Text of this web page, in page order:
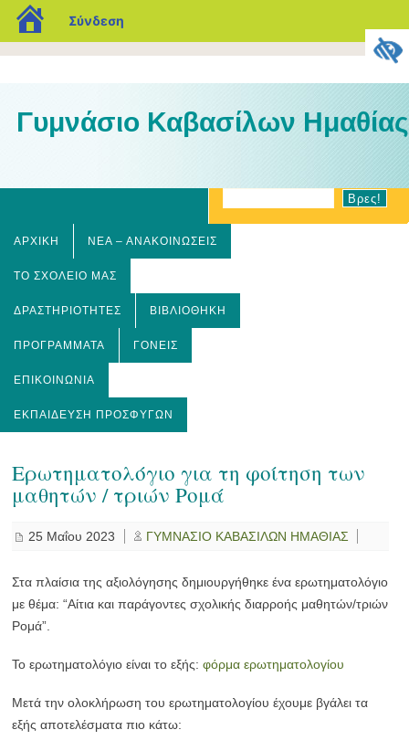
blogs.sch.gr
Σύνδεση
Γυμνάσιο Καβασίλων Ημαθίας
ΑΡΧΙΚΉ ΝΈΑ – ΑΝΑΚΟΙΝΏΣΕΙΣ
ΤΟ ΣΧΟΛΕΊΟ ΜΑΣ
ΔΡΑΣΤΗΡΙΌΤΗΤΕΣ ΒΙΒΛΙΟΘΉΚΗ
ΠΡΟΓΡΆΜΜΑΤΑ ΓΟΝΕΊΣ
ΕΠΙΚΟΙΝΩΝΊΑ
ΕΚΠΑΊΔΕΥΣΗ ΠΡΟΣΦΎΓΩΝ
Ερωτηματολόγιο για τη φοίτηση των
μαθητών / τριών Ρομά
25 Μαΐου 2023 ΓΥΜΝΑΣΙΟ ΚΑΒΑΣΙΛΩΝ ΗΜΑΘΙΑΣ
Στα πλαίσια της αξιολόγησης δημιουργήθηκε ένα ερωτηματολόγιο
με θέμα: “Αίτια και παράγοντες σχολικής διαρροής μαθητών/τριών
Ρομά”.
Το ερωτηματολόγιο είναι το εξής:φόρμα ερωτηματολογίου
Μετά την ολοκλήρωση του ερωτηματολογίου έχουμε βγάλει τα
εξής αποτελέσματα πιο κάτω: